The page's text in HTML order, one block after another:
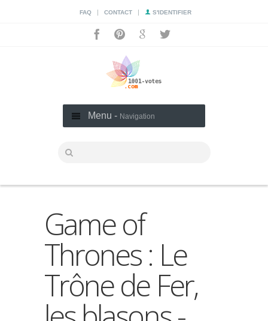
FAQ | CONTACT | S'IDENTIFIER
Menu - Navigation
Game of
Thrones : Le
Trône de Fer,